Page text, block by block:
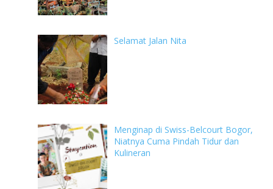
Selamat Jalan Nita
Menginap di Swiss-Belcourt Bogor,
Niatnya Cuma Pindah Tidur dan
Kulineran